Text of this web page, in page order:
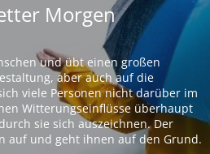
Morgen
und übt einen großen
aber auch auf die
viele Personen nicht darüber im
Witterungseinflüsse überhaupt
sie sich auszeichnen. Der
auf und geht ihnen auf den Grund.